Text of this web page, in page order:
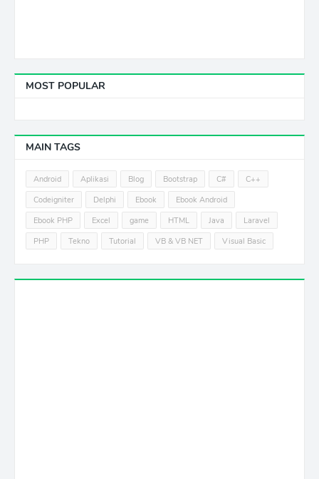
MOST POPULAR
MAIN TAGS
Android Aplikasi Blog Bootstrap C#
C++
Codeigniter
Delphi Ebook
Ebook Android
Ebook PHP
Excel game HTML Java
Laravel
PHP
Tekno Tutorial VB & VB NET Visual Basic